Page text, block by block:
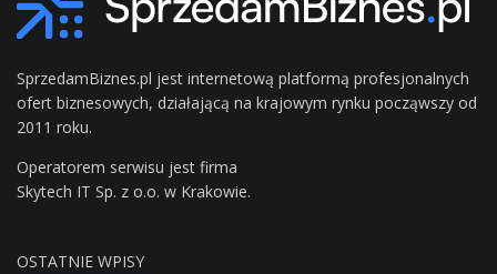
SprzedamBiznes.pl jest internetową platformą profesjonalnych
ofert biznesowych, działającą na krajowym rynku począwszy od
2011 roku.
Operatorem serwisu jest firma
Skytech IT Sp. z o.o. w Krakowie.
OSTATNIE WPISY